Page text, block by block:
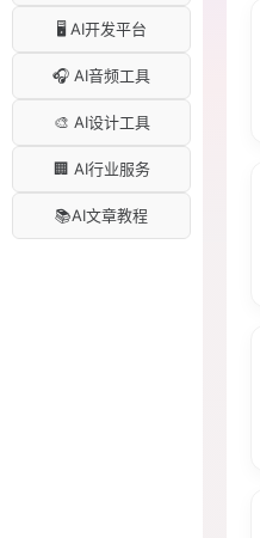
🖥️ AI开发平台
🎧 AI音频工具
🎨 AI设计工具
🏢 AI行业服务
📚AI文章教程